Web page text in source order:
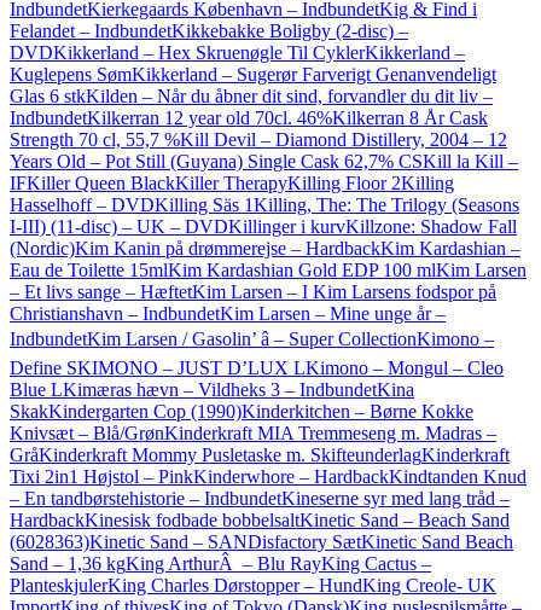
IndbundetKierkegaards København – IndbundetKig & Find i
Felandet – IndbundetKikkebakke Boligby (2-disc) –
DVDKikkerland – Hex Skruenøgle Til CyklerKikkerland –
Kuglepens SømKikkerland – Sugerør Farverigt Genanvendeligt
Glas 6 stkKilden – Når du åbner dit sind, forvandler du dit liv –
IndbundetKilkerran 12 year old 70cl. 46%Kilkerran 8 År Cask
Strength 70 cl, 55,7 %Kill Devil – Diamond Distillery, 2004 – 12
Years Old – Pot Still (Guyana) Single Cask 62,7% CSKill la Kill –
IFKiller Queen BlackKiller TherapyKilling Floor 2Killing
Hasselhoff – DVDKilling Säs 1Killing, The: The Trilogy (Seasons
I-III) (11-disc) – UK – DVDKillinger i kurvKillzone: Shadow Fall
(Nordic)Kim Kanin på drømmerejse – HardbackKim Kardashian –
Eau de Toilette 15mlKim Kardashian Gold EDP 100 mlKim Larsen
– Et livs sange – HæftetKim Larsen – I Kim Larsens fodspor på
Christianshavn – IndbundetKim Larsen – Mine unge år –
IndbundetKim Larsen / Gasolin’ â – Super CollectionKimono –
Define SKIMONO – JUST D’LUX LKimono – Mongul – Cleo
Blue LKimæras hævn – Vildheks 3 – IndbundetKina
SkakKindergarten Cop (1990)Kinderkitchen – Børne Kokke
Knivsæt – Blå/GrønKinderkraft MIA Tremmeseng m. Madras –
GråKinderkraft Mommy Pusletaske m. SkifteunderlagKinderkraft
Tixi 2in1 Højstol – PinkKinderwhore – HardbackKindtanden Knud
– En tandbørstehistorie – IndbundetKineserne syr med lang tråd –
HardbackKinesisk fodbade bobbelsaltKinetic Sand – Beach Sand
(6028363)Kinetic Sand – SANDisfactory SætKinetic Sand Beach
Sand – 1,36 kgKing ArthurÂ – Blu RayKing Cactus –
PlanteskjulerKing Charles Dørstopper – HundKing Creole- UK